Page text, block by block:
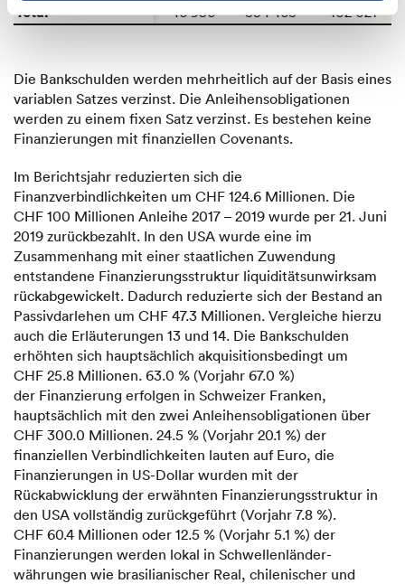
46’950 334’463 102’021
Total
Die Bankschulden werden mehrheitlich auf der Basis eines
variablen Satzes verzinst. Die Anleihensobligationen
werden zu einem fixen Satz verzinst. Es bestehen keine
Finanzierungen mit finanziellen Covenants.
Im Berichtsjahr reduzierten sich die
Finanzverbindlichkeiten um CHF 124.6 Millionen. Die
CHF 100 Millionen Anleihe 2017 – 2019 wurde per 21. Juni
2019 zurückbezahlt. In den USA wurde eine im
Zusammenhang mit einer staatlichen Zuwendung
entstandene Finanzierungsstruktur liquiditätsunwirksam
rückabgewickelt. Dadurch reduzierte sich der Bestand an
Passiv­darlehen um CHF 47.3 Millionen. Vergleiche hierzu
auch die Erläuterungen 13 und 14. Die Bankschulden
erhöhten sich hauptsächlich akquisitionsbedingt um
CHF 25.8 Millionen. 63.0 % (Vorjahr 67.0 %)
der Finanzierung erfolgen in Schweizer Franken,
hauptsächlich mit den zwei Anleihensobligationen über
CHF 300.0 Millionen. 24.5 % (Vorjahr 20.1 %) der
finanziellen Verbindlichkeiten lauten auf Euro, die
Finanzierungen in US-Dollar wurden mit der
Rückabwicklung der erwähnten Finanzierungsstruktur in
den USA vollständig zurückgeführt (Vorjahr 7.8 %).
CHF 60.4 Millionen oder 12.5 % (Vorjahr 5.1 %) der
Finanzierungen werden lokal in Schwellen­länder­
währungen wie brasilianischer Real, chilenischer und